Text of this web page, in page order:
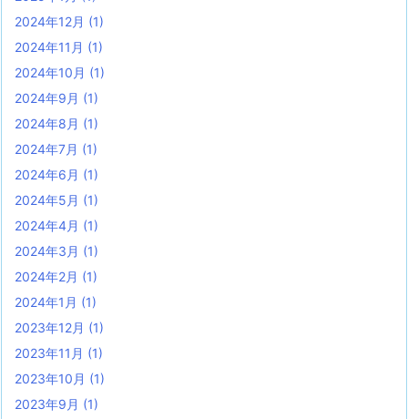
2024年12月 (1)
2024年11月 (1)
2024年10月 (1)
2024年9月 (1)
2024年8月 (1)
2024年7月 (1)
2024年6月 (1)
2024年5月 (1)
2024年4月 (1)
2024年3月 (1)
2024年2月 (1)
2024年1月 (1)
2023年12月 (1)
2023年11月 (1)
2023年10月 (1)
2023年9月 (1)